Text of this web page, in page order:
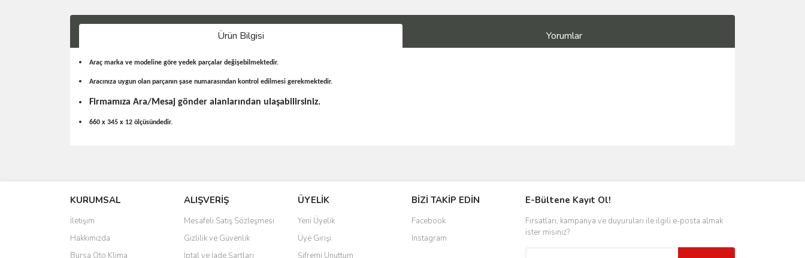
Ürün Bilgisi Yorumlar
Araç marka ve modeline göre yedek parçalar değişebilmektedir.
Aracınıza uygun olan parçanın şase numarasından kontrol edilmesi gerekmektedir.
Firmamıza Ara/Mesaj gönder alanlarından ulaşabilirsiniz.
660 x 345 x 12 ölçüsündedir.
Yorum Yaz
KURUMSAL
İletişim
Hakkımızda
Bursa Oto Klima
ALIŞVERİŞ
Mesafeli Satış Sözleşmesi
Gizlilik ve Güvenlik
İptal ve İade Şartları
ÜYELİK
Yeni Üyelik
Üye Girişi
Şifremi Unuttum
BİZİ TAKİP EDİN
Facebook
Instagram
E-Bültene Kayıt Ol!
Fırsatları, kampanya ve duyuruları ile ilgili e-posta almak
ister misiniz?